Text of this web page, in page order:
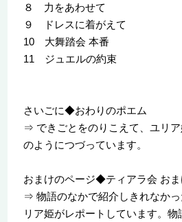
８ 力をあわせて
９ ドレスに着がえて
10 大舞踏会 本番
11 ジュエルの約束
さいごに◆おわりのポエム
⇒ できごとをのりこえて、ユリ
のようにつづっています。
おまけのページ◆ティアラ会 お
⇒ 物語のなかで紹介しきれなか
リア姫がレポートしています。